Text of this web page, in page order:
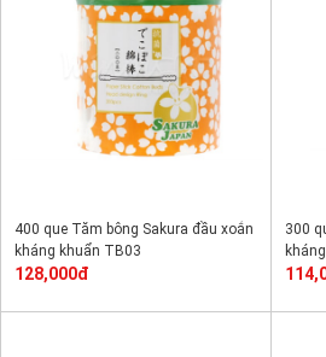
400 que Tăm bông Sakura đầu xoắn
kháng khuẩn TB03
128,000đ
300